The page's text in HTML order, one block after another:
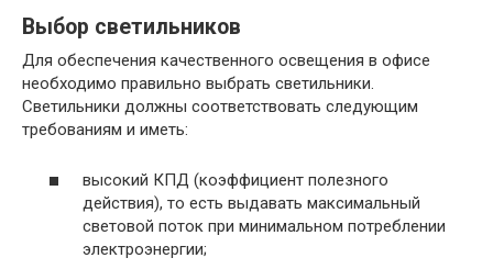
Выбор светильников
Для обеспечения качественного освещения в офисе
необходимо правильно выбрать светильники.
Светильники должны соответствовать следующим
требованиям и иметь:
высокий КПД (коэффициент полезного
действия), то есть выдавать максимальный
световой поток при минимальном потреблении
электроэнергии;